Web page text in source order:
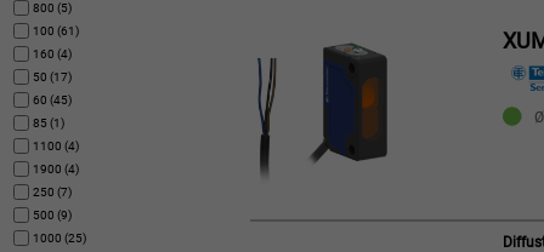
800 (5)
100 (61)
160 (4)
50 (17)
60 (45)
85 (1)
1100 (4)
1900 (4)
250 (7)
500 (9)
1000 (25)